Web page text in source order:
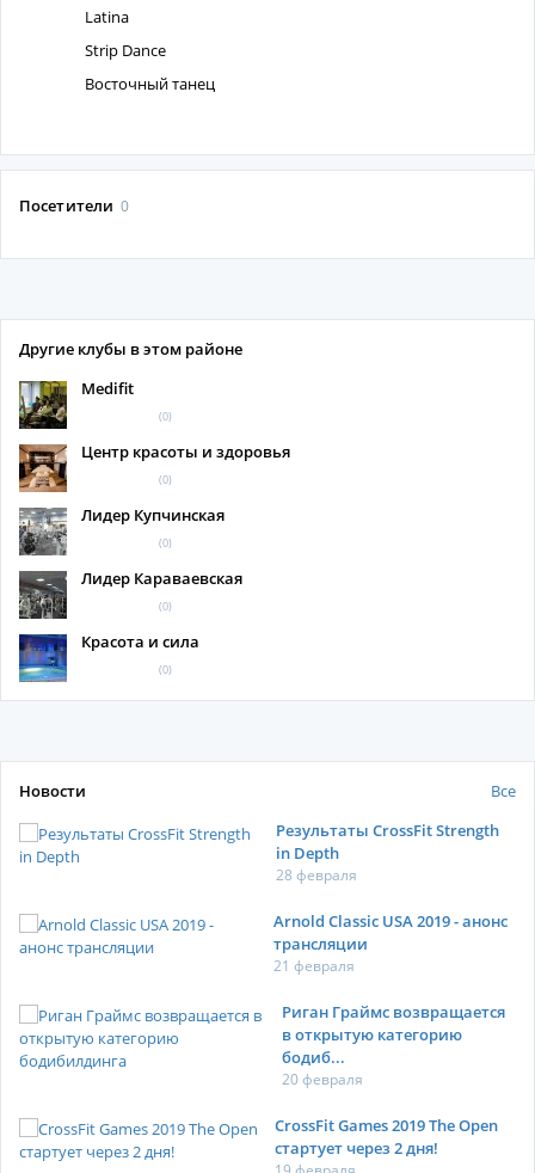
Latina
Strip Dance
Восточный танец
Посетители 0
Другие клубы в этом районе
Medifit
(0)
Центр красоты и здоровья
(0)
Лидер Купчинская
(0)
Лидер Караваевская
(0)
Красота и сила
(0)
Новости
Все
Результаты CrossFit Strength
in Depth
28 февраля
Arnold Classic USA 2019 - анонс
трансляции
21 февраля
Риган Граймс возвращается
в открытую категорию
бодиб...
20 февраля
CrossFit Games 2019 The Open
стартует через 2 дня!